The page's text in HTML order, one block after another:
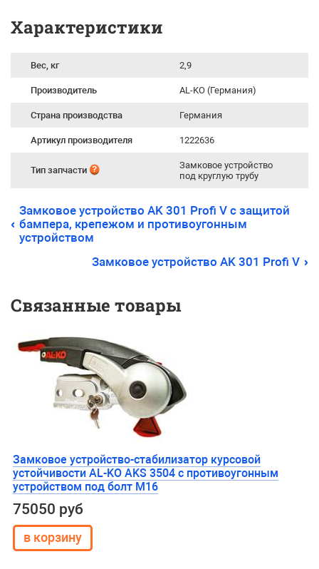
Характеристики
Вес, кг 2,9
Производитель AL-KO (Германия)
Страна производства Германия
Артикул производителя 1222636
Тип запчасти
Замковое устройство
под круглую трубу
Замковое устройство AK 301 Profi V с защитой
бампера, крепежом и противоугонным
устройством
Замковое устройство AK 301 Profi V
Связанные товары
Замковое устройство-стабилизатор курсовой
устойчивости AL-KO AKS 3504 с противоугонным
устройством под болт М16
75050 руб